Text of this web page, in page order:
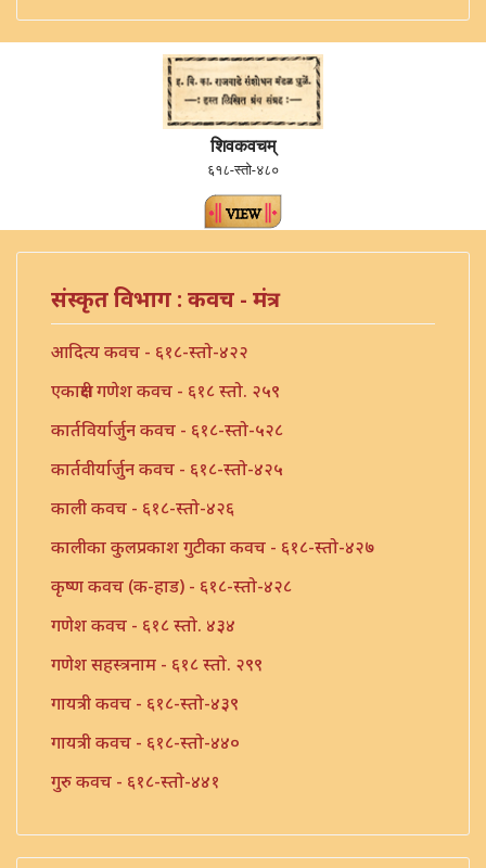
शिवकवचम्
६१८-स्तो-४८०
संस्कृत विभाग : कवच - मंत्र
आदित्य कवच - ६१८-स्तो-४२२
एकाक्षरी गणेश कवच - ६१८ स्तो. २५९
कार्तविर्यार्जुन कवच - ६१८-स्तो-५२८
कार्तवीर्यार्जुन कवच - ६१८-स्तो-४२५
काली कवच - ६१८-स्तो-४२६
कालीका कुलप्रकाश गुटीका कवच - ६१८-स्तो-४२७
कृष्ण कवच (क-हाड) - ६१८-स्तो-४२८
गणेश कवच - ६१८ स्तो. ४३४
गणेश सहस्त्रनाम - ६१८ स्तो. २९९
गायत्री कवच - ६१८-स्तो-४३९
गायत्री कवच - ६१८-स्तो-४४०
गुरु कवच - ६१८-स्तो-४४१
तुलसी कवच - ६१८-स्तो-४४३